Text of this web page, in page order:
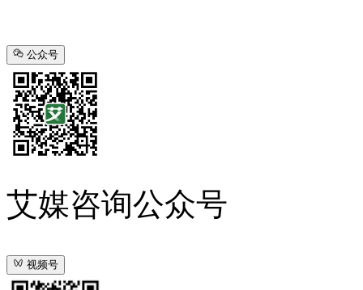
公众号
艾媒咨询公众号
视频号